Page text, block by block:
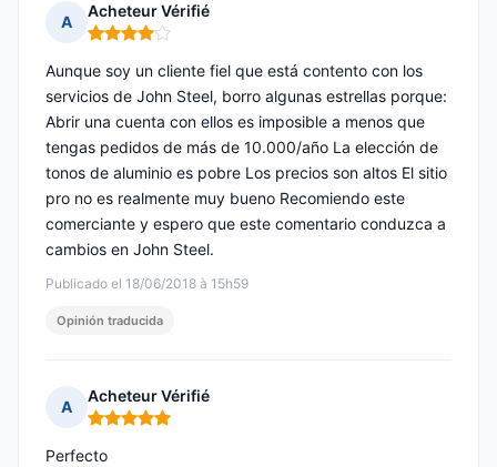
A
Acheteur Vérifié
Nota: 4 de 5
Publicado el 18/06/2018 à 15h59
Aunque soy un cliente fiel que está contento con los
servicios de John Steel, borro algunas estrellas porque:
Abrir una cuenta con ellos es imposible a menos que
tengas pedidos de más de 10.000/año La elección de
tonos de aluminio es pobre Los precios son altos El sitio
pro no es realmente muy bueno Recomiendo este
comerciante y espero que este comentario conduzca a
cambios en John Steel.
Opinión traducida
A
Acheteur Vérifié
Nota: 5 de 5
Perfecto